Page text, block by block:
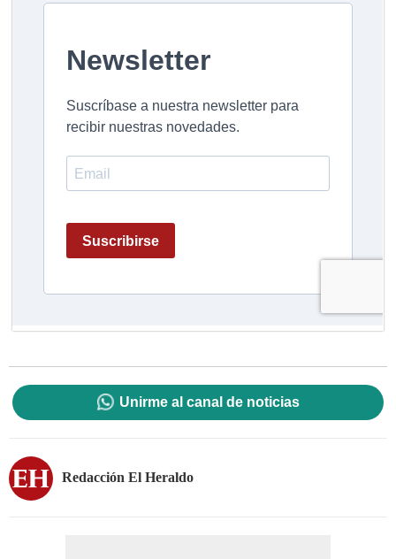
Unirme al canal de noticias
Redacción El Heraldo